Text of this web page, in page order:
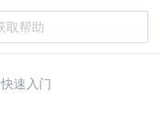
快速入门